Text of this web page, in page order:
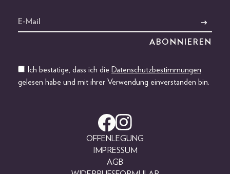
Ich bestätige, dass ich die Datenschutzbestimmungen
gelesen habe und mit ihrer Verwendung einverstanden bin.
OFFENLEGUNG
IMPRESSUM
AGB